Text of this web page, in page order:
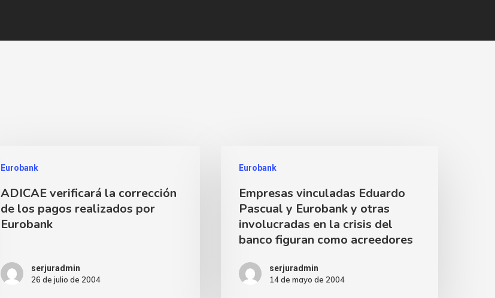
Eurobank
ADICAE verificará la corrección
de los pagos realizados por
Eurobank
serjuradmin
26 de julio de 2004
Eurobank
Empresas vinculadas Eduardo
Pascual y Eurobank y otras
involucradas en la crisis del
banco figuran como acreedores
serjuradmin
14 de mayo de 2004